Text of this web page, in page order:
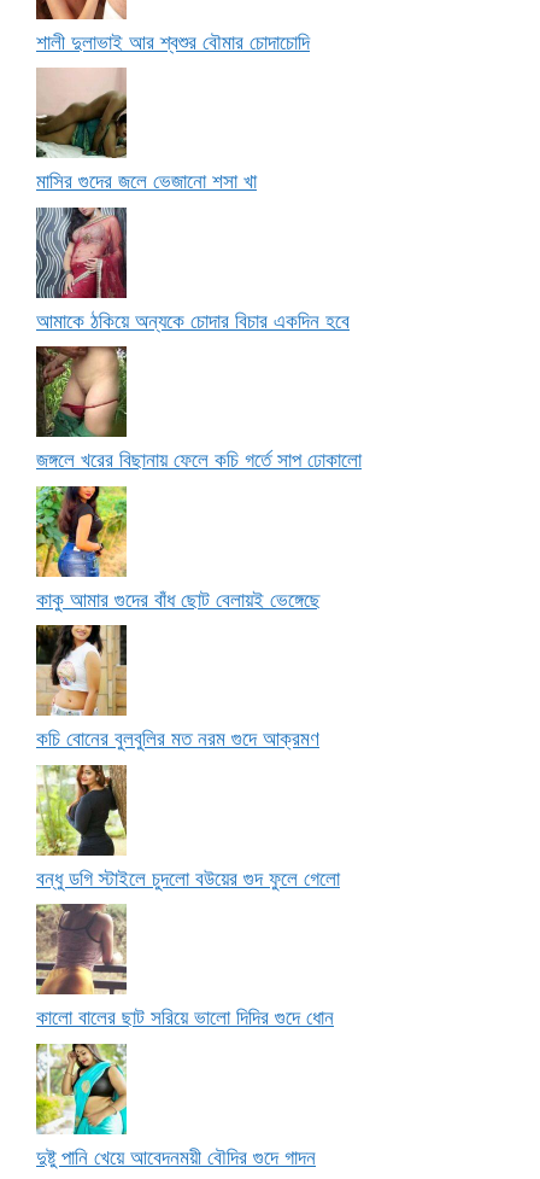
শালী দুলাভাই আর শ্বশুর বৌমার চোদাচোদি
মাসির গুদের জলে ভেজানো শসা খা
আমাকে ঠকিয়ে অন্যকে চোদার বিচার একদিন হবে
জঙ্গলে খরের বিছানায় ফেলে কচি গর্তে সাপ ঢোকালো
কাকু আমার গুদের বাঁধ ছোট বেলায়ই ভেঙ্গেছে
কচি বোনের বুলবুলির মত নরম গুদে আক্রমণ
বন্ধু ডগি স্টাইলে চুদলো বউয়ের গুদ ফুলে গেলো
কালো বালের ছাট সরিয়ে ভালো দিদির গুদে ধোন
দুষ্টু পানি খেয়ে আবেদনময়ী বৌদির গুদে গাদন